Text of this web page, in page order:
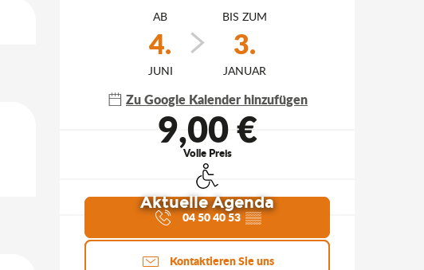
AB
4.
JUNI
BIS ZUM
3.
JANUAR
Zu Google Kalender hinzufügen
9,00 €
Volle Preis
Zugang für Behinderte
Aktuelle Agenda
04 50 40 53▒▒
Kontaktieren Sie uns